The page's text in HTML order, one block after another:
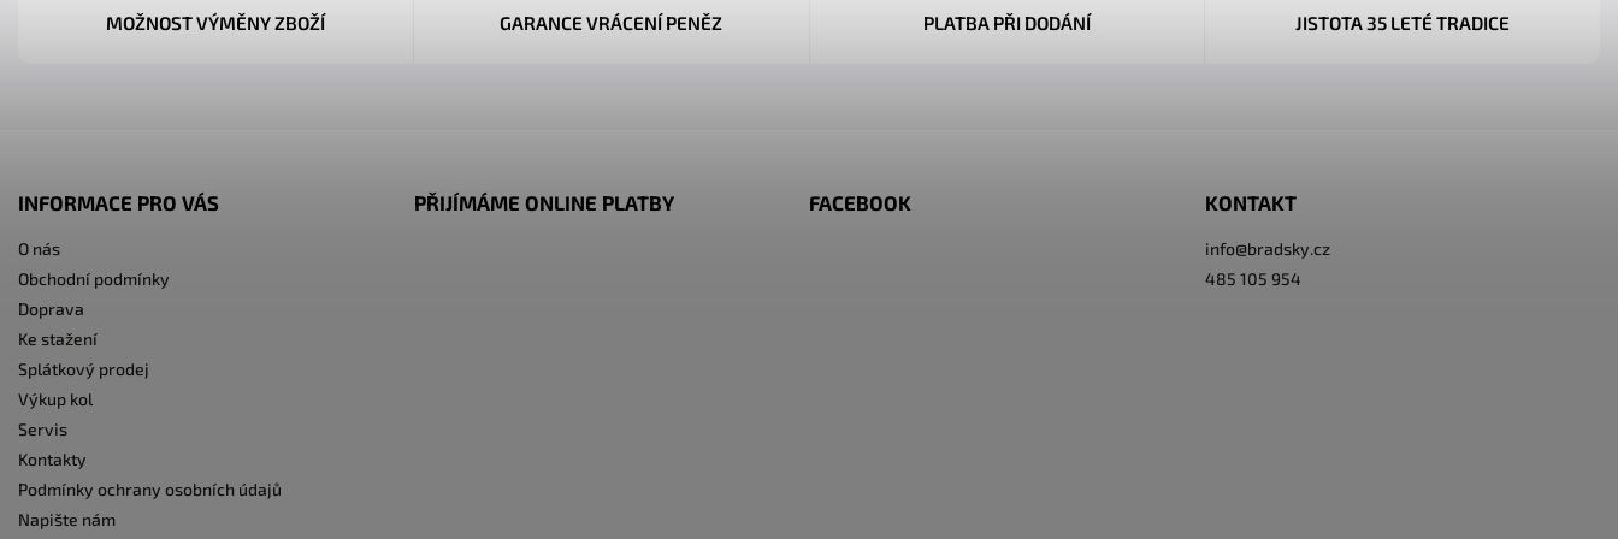
MOŽNOST VÝMĚNY ZBOŽÍ GARANCE VRÁCENÍ PENĚZ PLATBA PŘI DODÁNÍ JISTOTA 35 LETÉ TRADICE
INFORMACE PRO VÁS
O nás
Obchodní podmínky
Doprava
Ke stažení
Splátkový prodej
Výkup kol
Servis
Kontakty
Podmínky ochrany osobních údajů
Napište nám
PŘIJÍMÁME ONLINE PLATBY FACEBOOK KONTAKT
info@bradsky.cz
485 105 954